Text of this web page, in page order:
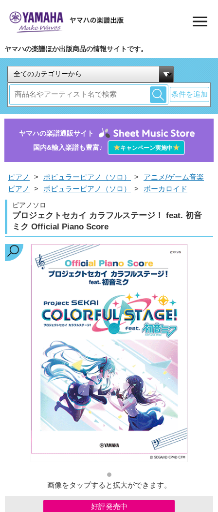
ヤマハの楽譜ほか出版商品の情報サイトです。
条件を追加
ヤマハの楽譜通販サイト
国内&輸入楽譜も豊富♪
★キャンペーン実施中★
ピアノ > ポピュラーピアノ（ソロ） >
アニメ/ゲーム音楽
ピアノ
> ポピュラーピアノ（ソロ） > ボーカロイド
ピアノソロ
プロジェクトセカイ カラフルステージ！ feat. 初音
ミク Official Piano Score
画像をタップすると拡大ができます。
好評発売中